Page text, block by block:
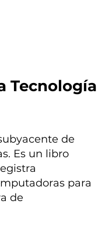
Tecnología
de
Es un libro
para
de